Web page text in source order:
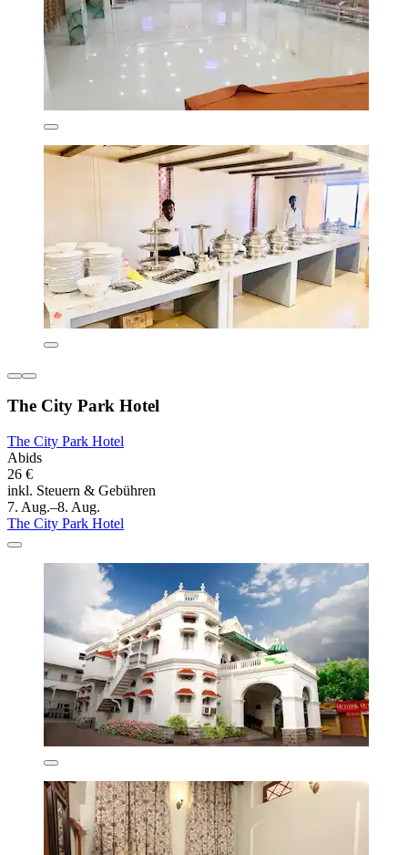
The City Park Hotel
The City Park Hotel
Abids
26 €
inkl. Steuern & Gebühren
7. Aug.–8. Aug.
The City Park Hotel